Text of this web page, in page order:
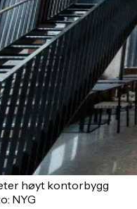
høyt kontorbygg
NYG